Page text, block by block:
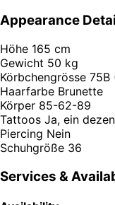
Appearance
Höhe 165 cm
Gewicht 50 kg
Körbchengrösse 75B
Haarfarbe Brunette
Körper 85-62-89
Tattoos Ja, ein
Piercing Nein
Schuhgröße 36
Services &